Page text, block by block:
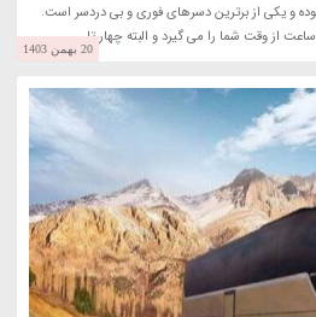
و یکی از برترین دسرهای فوری و بی دردسر است.
ساعت از وقت شما را می گیرد و البته چهار تا...
20 بهمن 1403